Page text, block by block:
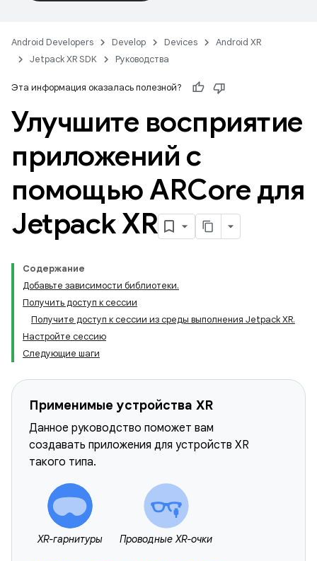
Android Developers Develop Devices
Android XR
Jetpack XR SDK
Руководства
Эта информация оказалась полезной?
Улучшите восприятие
приложений с
помощью ARCore для
Jetpack XR
Содержание
Добавьте зависимости библиотеки.
Получить доступ к сессии
Получите доступ к сессии из среды выполнения Jetpack XR.
Настройте сессию
Следующие шаги
Применимые устройства XR
Данное руководство поможет вам
создавать приложения для устройств XR
такого типа.
XR-гарнитуры Проводные XR-очки